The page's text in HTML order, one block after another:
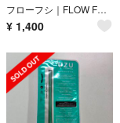
フローフシ｜FLOW FUSHI UZU ウズ MOTE MASCARA モテマ
¥ 1,400